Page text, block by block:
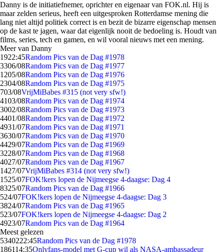
Danny is de initiatiefnemer, oprichter en eigenaar van FOK.nl. Hij is
maar zelden serieus, heeft een uitgesproken Rotterdamse mening die
lang niet altijd politiek correct is en bezit de bizarre eigenschap mensen
op de kast te jagen, waar dat eigenlijk nooit de bedoeling is. Houdt van
films, series, tech en gamen, en wil vooral nieuws met een mening.
Meer van Danny
1922:45Random Pics van de Dag #1978
3306/08Random Pics van de Dag #1977
1205/08Random Pics van de Dag #1976
2304/08Random Pics van de Dag #1975
703/08VrijMiBabes #315 (not very sfw!)
4103/08Random Pics van de Dag #1974
3002/08Random Pics van de Dag #1973
4401/08Random Pics van de Dag #1972
4931/07Random Pics van de Dag #1971
3630/07Random Pics van de Dag #1970
4429/07Random Pics van de Dag #1969
3228/07Random Pics van de Dag #1968
4027/07Random Pics van de Dag #1967
1427/07VrijMiBabes #314 (not very sfw!)
1525/07FOK!kers lopen de Nijmeegse 4-daagse: Dag 4
8325/07Random Pics van de Dag #1966
524/07FOK!kers lopen de Nijmeegse 4-daagse: Dag 3
3824/07Random Pics van de Dag #1965
523/07FOK!kers lopen de Nijmeegse 4-daagse: Dag 2
4923/07Random Pics van de Dag #1964
Meest gelezen
5340222:45Random Pics van de Dag #1978
186114:35Onlyfans-model met G-cup wil als NASA-ambassadeur